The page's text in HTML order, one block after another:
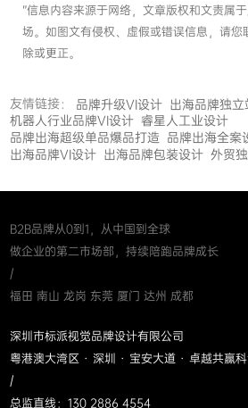
”信息内容来源于网络，文章版权和文责属
场。如图文有侵权、虚假或错误信息，请您
除或更正。
友情链接： 品牌升级VI设计 出海品牌独立
机器人行业品牌VI设计 睿星人工业设计
品牌出海超级单品爆品打造 品牌出海全案
出海品牌VI设计 出海品牌包装设计 外贸
B2B品牌从0到1，从中国到全球
做企业的第二市场部，持续陪跑品牌成长
/
福田 南山 龙岗 东莞 厦门 达州 成都
深圳市标派视觉品牌设计有限公司
粤港澳大湾区 · 深圳 · 宝安大道 · 卓越共赢
/
总监直线：130 2886 4554